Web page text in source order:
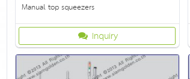
Manual top squeezers
Inquiry